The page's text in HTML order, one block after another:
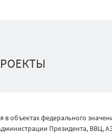
объектах федерального
Президента, ВВЦ,